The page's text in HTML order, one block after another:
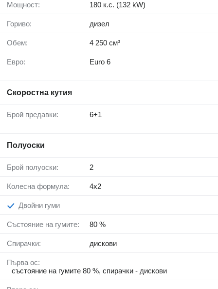
Мощност: 180 к.с. (132 kW)
Гориво: дизел
Обем: 4 250 см³
Евро: Euro 6
Скоростна кутия
Брой предавки: 6+1
Полуоски
Брой полуоски: 2
Колесна формула: 4x2
Двойни гуми
Състояние на гумите: 80 %
Спирачки: дискови
Първа ос:
състояние на гумите 80 %, спирачки - дискови